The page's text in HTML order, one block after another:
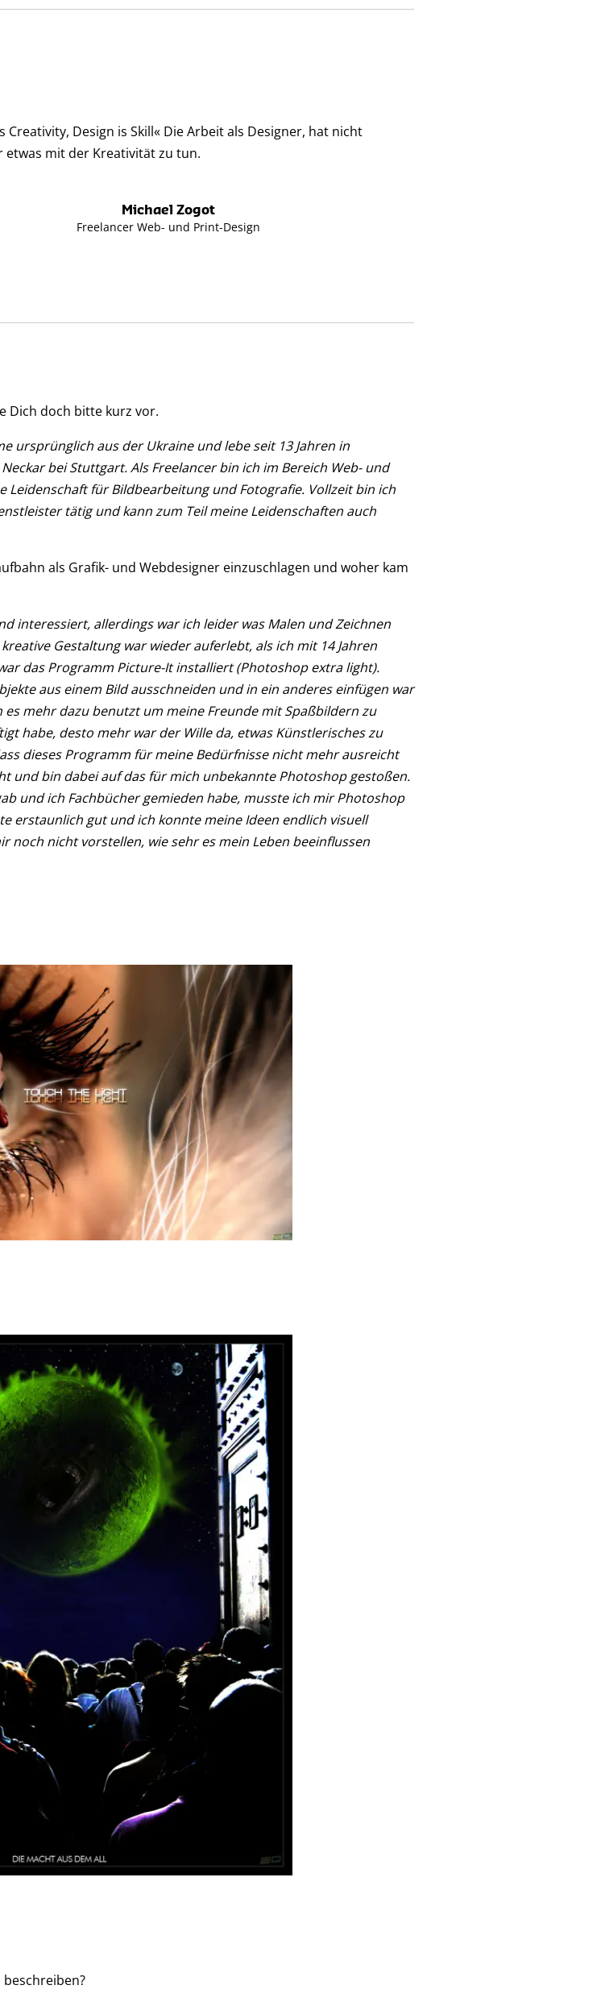
Creativity, Design is Skill« Die Arbeit als Designer, hat nicht
etwas mit der Kreativität zu tun.
Michael Zogot
Freelancer Web- und Print-Design
Dich doch bitte kurz vor.
ursprünglich aus der Ukraine und lebe seit 13 Jahren in
bei Stuttgart. Als Freelancer bin ich im Bereich Web- und
Leidenschaft für Bildbearbeitung und Fotografie. Vollzeit bin ich
tätig und kann zum Teil meine Leidenschaften auch
als Grafik- und Webdesigner einzuschlagen und woher kam
interessiert, allerdings war ich leider was Malen und Zeichnen
Gestaltung war wieder auferlebt, als ich mit 14 Jahren
das Programm Picture-It installiert (Photoshop extra light).
aus einem Bild ausschneiden und in ein anderes einfügen war
mehr dazu benutzt um meine Freunde mit Spaßbildern zu
habe, desto mehr war der Wille da, etwas Künstlerisches zu
dieses Programm für meine Bedürfnisse nicht mehr ausreicht
und bin dabei auf das für mich unbekannte Photoshop gestoßen.
und ich Fachbücher gemieden habe, musste ich mir Photoshop
erstaunlich gut und ich konnte meine Ideen endlich visuell
noch nicht vorstellen, wie sehr es mein Leben beeinflussen